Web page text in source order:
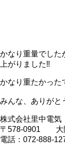
かなり重量でした
上がりました‼️
かなり重たかった
みんな、ありがと
株式会社里中電気
〒578-0901 大
電話：072-888-